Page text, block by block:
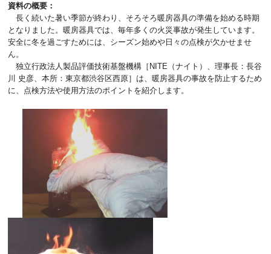
資料の概要：
長く続いた暑い季節が終わり、そろそろ暖房器具の準備を始める時期
となりました。暖房器具では、毎年多くの火災事故が発生しています。
安全に冬を過ごすためには、シーズン始めや日々の点検が欠かせませ
ん。
独立行政法人製品評価技術基盤機構［NITE（ナイト）、理事長：長谷
川 史彦、本所：東京都渋谷区西原］は、暖房器具の事故を防止するため
に、点検方法や使用方法のポイントを紹介します。